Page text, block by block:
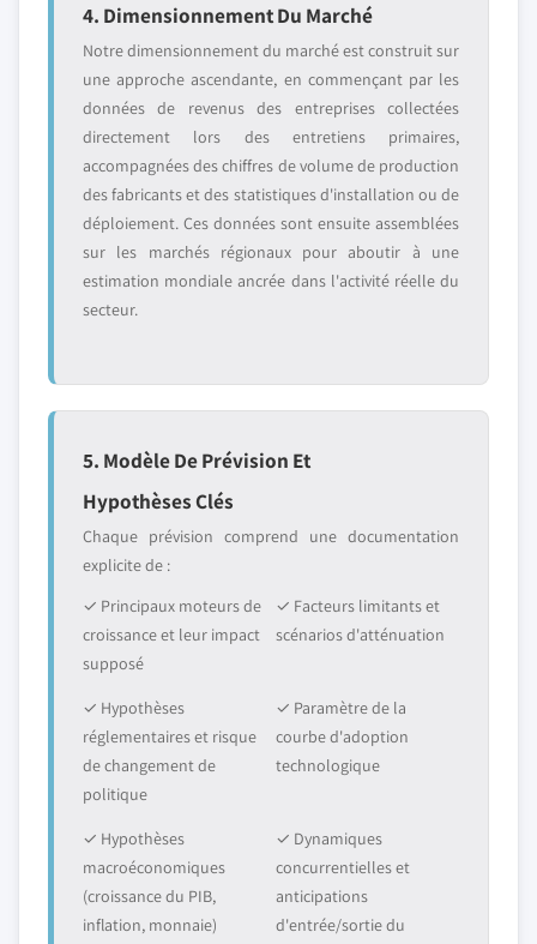
4. Dimensionnement Du Marché
Notre dimensionnement du marché est construit sur
une approche ascendante, en commençant par les
données de revenus des entreprises collectées
directement lors des entretiens primaires,
accompagnées des chiffres de volume de production
des fabricants et des statistiques d'installation ou de
déploiement. Ces données sont ensuite assemblées
sur les marchés régionaux pour aboutir à une
estimation mondiale ancrée dans l'activité réelle du
secteur.
5. Modèle De Prévision Et
Hypothèses Clés
Chaque prévision comprend une documentation
explicite de :
✓ Principaux moteurs de
croissance et leur impact
supposé
✓ Facteurs limitants et
scénarios d'atténuation
✓ Hypothèses
réglementaires et risque
de changement de
politique
✓ Paramètre de la
courbe d'adoption
technologique
✓ Hypothèses
macroéconomiques
(croissance du PIB,
inflation, monnaie)
✓ Dynamiques
concurrentielles et
anticipations
d'entrée/sortie du